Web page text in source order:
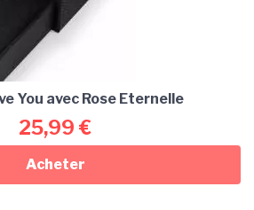
You avec Rose Eternelle
25,99 €
Acheter